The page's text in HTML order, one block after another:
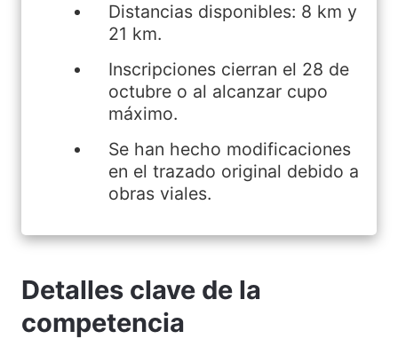
Distancias disponibles: 8 km y
21 km.
Inscripciones cierran el 28 de
octubre o al alcanzar cupo
máximo.
Se han hecho modificaciones
en el trazado original debido a
obras viales.
Detalles clave de la
competencia